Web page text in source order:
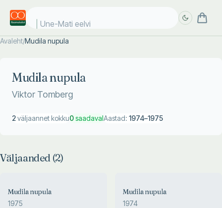
Une-Mati eelvii
Avaleht/Mudila nupula
Mudila nupula
Viktor Tomberg
2väljaannet kokku0saadavalAastad: 1974–1975
Väljaanded (2)
Mudila nupula
1975
Mudila nupula
1974